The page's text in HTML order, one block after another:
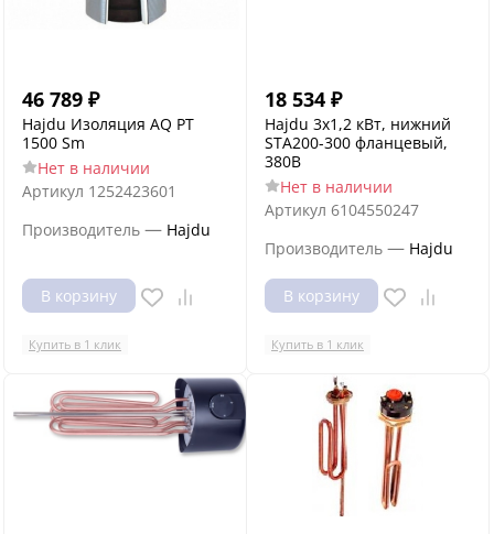
46 789 ₽
Hajdu Изоляция AQ PT
1500 Sm
Нет в наличии
Артикул 1252423601
Производитель — Hajdu
В корзину
Купить в 1 клик
18 534 ₽
Hajdu 3x1,2 кВт, нижний
STA200-300 фланцевый,
380В
Нет в наличии
Артикул 6104550247
Производитель — Hajdu
В корзину
Купить в 1 клик